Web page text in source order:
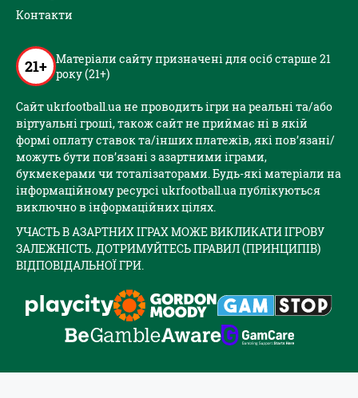
Контакти
21+ Матеріали сайту призначені для осіб старше 21
року (21+)
Сайт ukrfootball.ua не проводить ігри на реальні та/або
віртуальні гроші, також сайт не приймає ні в якій
формі оплату ставок та/інших платежів, які пов’язані/
можуть бути пов’язані з азартними іграми,
букмекерами чи тоталізаторами. Будь-які матеріали на
інформаційному ресурсі ukrfootball.ua публікуються
виключно в інформаційних цілях.
УЧАСТЬ В АЗАРТНИХ ІГРАХ МОЖЕ ВИКЛИКАТИ ІГРОВУ
ЗАЛЕЖНІСТЬ. ДОТРИМУЙТЕСЬ ПРАВИЛ (ПРИНЦИПІВ)
ВІДПОВІДАЛЬНОЇ ГРИ.